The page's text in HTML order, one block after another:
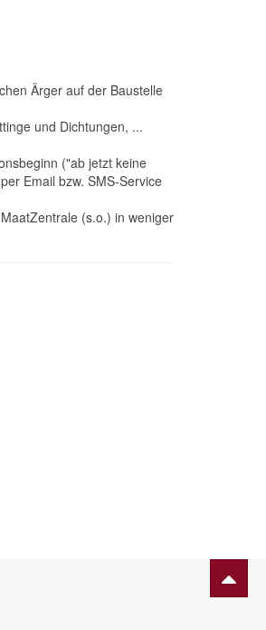
Ärger auf der Baustelle
und Dichtungen, ...
("ab jetzt keine
Email bzw. SMS-Service
(s.o.) in weniger